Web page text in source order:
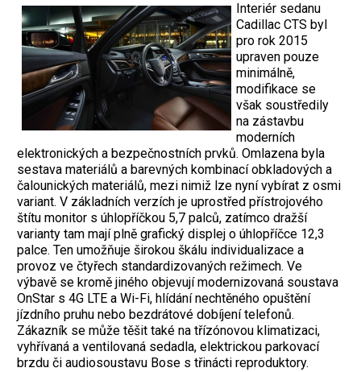
Interiér sedanu
Cadillac CTS byl
pro rok 2015
upraven pouze
minimálně,
modifikace se
však soustředily
na zástavbu
moderních
elektronických a bezpečnostních prvků. Omlazena byla
sestava materiálů a barevných kombinací obkladových a
čalounických materiálů, mezi nimiž lze nyní vybírat z osmi
variant. V základních verzích je uprostřed přístrojového
štítu monitor s úhlopříčkou 5,7 palců, zatímco dražší
varianty tam mají plně grafický displej o úhlopříčce 12,3
palce. Ten umožňuje širokou škálu individualizace a
provoz ve čtyřech standardizovaných režimech. Ve
výbavě se kromě jiného objevují modernizovaná soustava
OnStar s 4G LTE a Wi-Fi, hlídání nechtěného opuštění
jízdního pruhu nebo bezdrátové dobíjení telefonů.
Zákazník se může těšit také na třízónovou klimatizaci,
vyhřívaná a ventilovaná sedadla, elektrickou parkovací
brzdu či audiosoustavu Bose s třinácti reproduktory.